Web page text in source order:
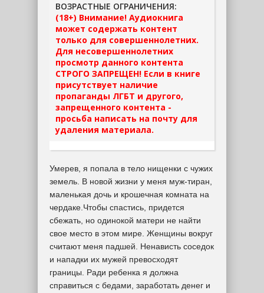
ВОЗРАСТНЫЕ ОГРАНИЧЕНИЯ:
(18+) Внимание! Аудиокнига
может содержать контент
только для совершеннолетних.
Для несовершеннолетних
просмотр данного контента
СТРОГО ЗАПРЕЩЕН! Если в книге
присутствует наличие
пропаганды ЛГБТ и другого,
запрещенного контента -
просьба написать на почту для
удаления материала.
Умерев, я попала в тело нищенки с чужих
земель. В новой жизни у меня муж-тиран,
маленькая дочь и крошечная комната на
чердаке.Чтобы спастись, придется
сбежать, но одинокой матери не найти
свое место в этом мире. Женщины вокруг
считают меня падшей. Ненависть соседок
и нападки их мужей превосходят
границы. Ради ребенка я должна
справиться с бедами, заработать денег и